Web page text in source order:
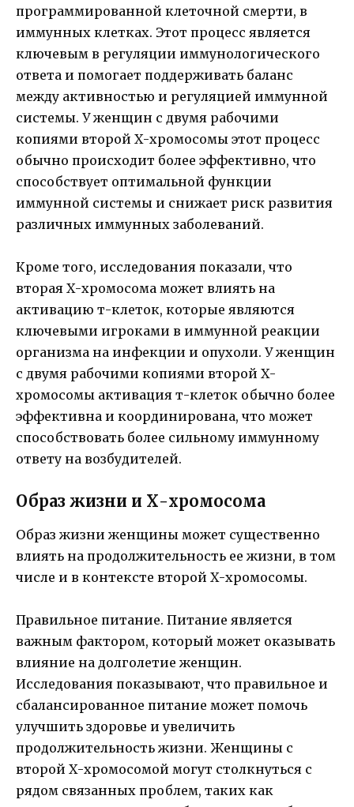
программированной клеточной смерти, в
иммунных клетках. Этот процесс является
ключевым в регуляции иммунологического
ответа и помогает поддерживать баланс
между активностью и регуляцией иммунной
системы. У женщин с двумя рабочими
копиями второй Х-хромосомы этот процесс
обычно происходит более эффективно, что
способствует оптимальной функции
иммунной системы и снижает риск развития
различных иммунных заболеваний.
Кроме того, исследования показали, что
вторая Х-хромосома может влиять на
активацию т-клеток, которые являются
ключевыми игроками в иммунной реакции
организма на инфекции и опухоли. У женщин
с двумя рабочими копиями второй Х-
хромосомы активация т-клеток обычно более
эффективна и координирована, что может
способствовать более сильному иммунному
ответу на возбудителей.
Образ жизни и Х-хромосома
Образ жизни женщины может существенно
влиять на продолжительность ее жизни, в том
числе и в контексте второй Х-хромосомы.
Правильное питание. Питание является
важным фактором, который может оказывать
влияние на долголетие женщин.
Исследования показывают, что правильное и
сбалансированное питание может помочь
улучшить здоровье и увеличить
продолжительность жизни. Женщины с
второй Х-хромосомой могут столкнуться с
рядом связанных проблем, таких как